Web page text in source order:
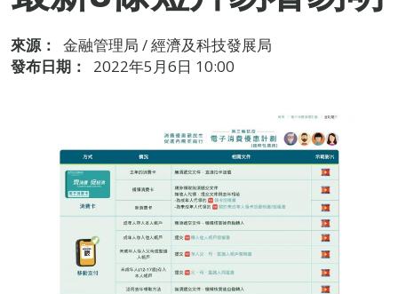
來源：
金融管理局 / 經濟及科技發展局
發布日期：
2022年5月6日 10:00